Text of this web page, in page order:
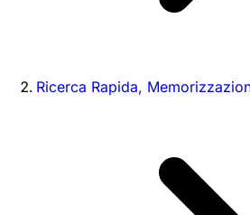
Ricerca Rapida,